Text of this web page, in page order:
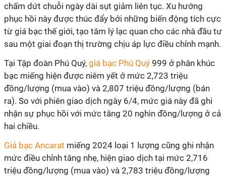
chấm dứt chuỗi ngày dài sụt giảm liên tục. Xu hướng
phục hồi này được thúc đẩy bởi những biến động tích cực
từ giá bạc thế giới, tạo tâm lý lạc quan cho các nhà đầu tư
sau một giai đoạn thị trường chịu áp lực điều chỉnh mạnh.
Tại Tập đoàn Phú Quý, giá bạc Phú Quý 999 ở phân khúc
bạc miếng hiện được niêm yết ở mức 2,723 triệu
đồng/lượng (mua vào) và 2,807 triệu đồng/lượng (bán
ra). So với phiên giao dịch ngày 6/4, mức giá này đã ghi
nhận sự phục hồi với mức tăng 20 nghìn đồng/lượng ở cả
hai chiều.
Giá bạc Ancarat miếng 2024 loại 1 lượng cũng ghi nhận
mức điều chỉnh tăng nhẹ, hiện giao dịch tại mức 2,716
triệu đồng/lượng (mua vào) và 2,783 triệu đồng/lượng